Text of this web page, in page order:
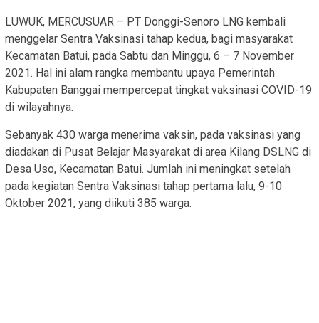
LUWUK, MERCUSUAR – PT Donggi-Senoro LNG kembali
menggelar Sentra Vaksinasi tahap kedua, bagi masyarakat
Kecamatan Batui, pada Sabtu dan Minggu, 6 – 7 November
2021. Hal ini alam rangka membantu upaya Pemerintah
Kabupaten Banggai mempercepat tingkat vaksinasi COVID-19
di wilayahnya.
Sebanyak 430 warga menerima vaksin, pada vaksinasi yang
diadakan di Pusat Belajar Masyarakat di area Kilang DSLNG di
Desa Uso, Kecamatan Batui. Jumlah ini meningkat setelah
pada kegiatan Sentra Vaksinasi tahap pertama lalu, 9-10
Oktober 2021, yang diikuti 385 warga.